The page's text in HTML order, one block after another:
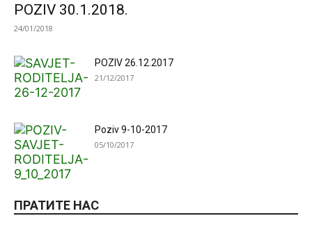
POZIV 30.1.2018.
24/01/2018
POZIV 26.12.2017
21/12/2017
Poziv 9-10-2017
05/10/2017
ПРАТИТЕ НАС